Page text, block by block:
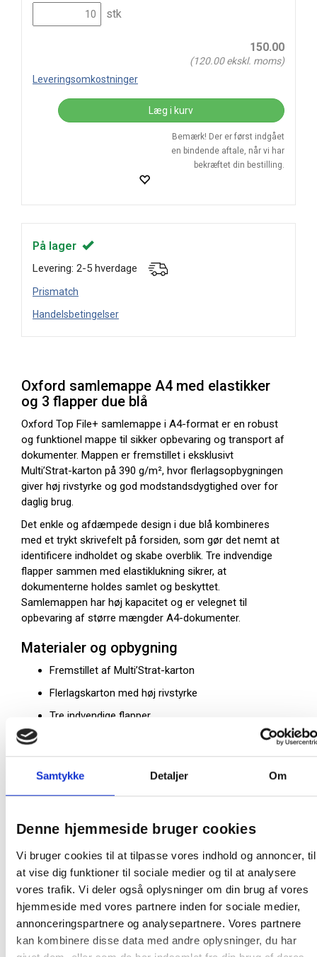
Samtykke Detaljer Om
Denne hjemmeside bruger cookies
Vi bruger cookies til at tilpasse vores indhold og annoncer, til
at vise dig funktioner til sociale medier og til at analysere
vores trafik. Vi deler også oplysninger om din brug af vores
hjemmeside med vores partnere inden for sociale medier,
annonceringspartnere og analysepartnere. Vores partnere
kan kombinere disse data med andre oplysninger, du har
stk
150.00
(120.00ekskl. moms)
Leveringsomkostninger
Læg i kurv
Bemærk! Der er først indgået
en bindende aftale, når vi har
bekræftet din bestilling.
På lager
Levering: 2-5 hverdage
Prismatch
Handelsbetingelser
Oxford samlemappe A4 med elastikker
og 3 flapper due blå
Oxford Top File+ samlemappe i A4-format er en robust
og funktionel mappe til sikker opbevaring og transport af
dokumenter. Mappen er fremstillet i eksklusivt
Multi’Strat-karton på 390 g/m², hvor flerlagsopbygningen
giver høj rivstyrke og god modstandsdygtighed over for
daglig brug.
Det enkle og afdæmpede design i due blå kombineres
med et trykt skrivefelt på forsiden, som gør det nemt at
identificere indholdet og skabe overblik. Tre indvendige
flapper sammen med elastiklukning sikrer, at
dokumenterne holdes samlet og beskyttet.
Samlemappen har høj kapacitet og er velegnet til
opbevaring af større mængder A4-dokumenter.
Materialer og opbygning
Fremstillet af Multi’Strat-karton
Flerlagskarton med høj rivstyrke
Tre indvendige flapper
Trykt skrivefelt på forsiden
Egenskaber og funktioner
Kapacitet op til 200 ark
Høj modstandsdygtighed mod slid
Stabil lukning med elastikker
Overskuelig identifikation via skrivefelt
Forskelle i betegnelse